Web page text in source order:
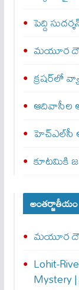
పెద్ది
మయూర
క్రషర్‌లో
ఆదివాసీల
హెచ్‌ఎల్‌సీ
కూటమికి
మయూర
Lohit-
Mystery